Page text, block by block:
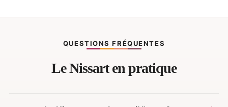
QUESTIONS FRÉQUENTES
Le Nissart en pratique